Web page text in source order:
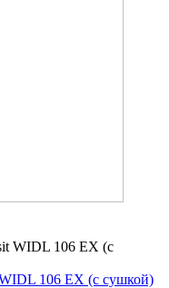
106 EX (с сушкой)